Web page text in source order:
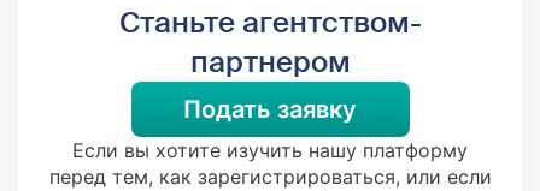
Станьте агентством-
партнером
Подать заявку
Если вы хотите изучить нашу платформу
перед тем, как зарегистрироваться, или если